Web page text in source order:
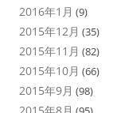
2016年1月 (9)
2015年12月 (35)
2015年11月 (82)
2015年10月 (66)
2015年9月 (98)